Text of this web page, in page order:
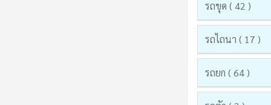
รถขุด ( 42 )
รถไถนา ( 17 )
รถยก ( 64 )